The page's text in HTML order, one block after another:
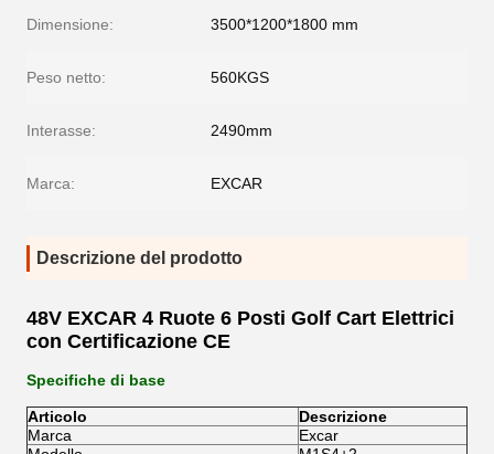
Dimensione: 3500*1200*1800 mm
Peso netto: 560KGS
Interasse: 2490mm
Marca: EXCAR
Descrizione del prodotto
48V EXCAR 4 Ruote 6 Posti Golf Cart Elettrici
con Certificazione CE
Specifiche di base
Articolo
Descrizione
Marca
Excar